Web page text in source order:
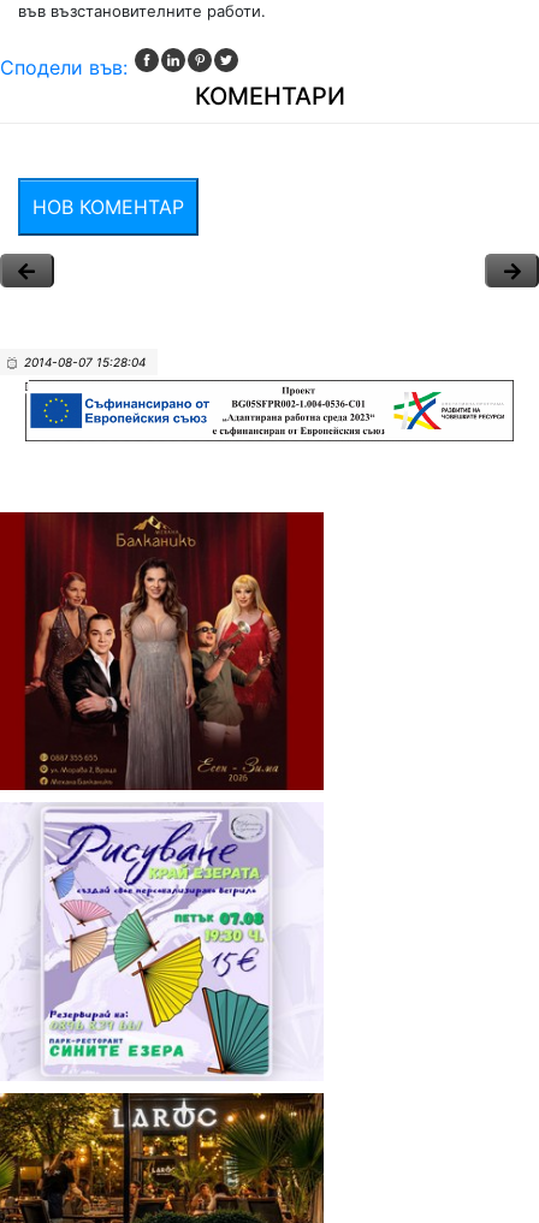
във възстановителните работи.
Сподели във:
КОМЕНТАРИ
НОВ КОМЕНТАР
2014-08-07 15:28:04